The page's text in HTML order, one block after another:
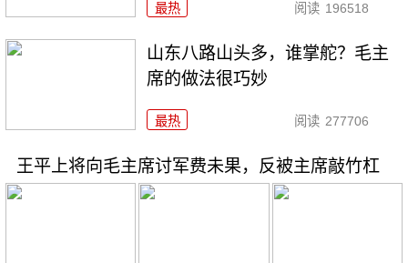
最热 阅读 196518
山东八路山头多，谁掌舵？毛主
席的做法很巧妙
最热 阅读 277706
王平上将向毛主席讨军费未果，反被主席敲竹杠